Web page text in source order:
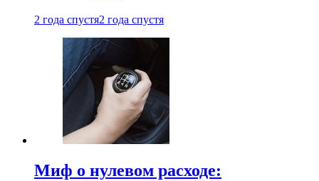
2 года спустя2 года спустя
Миф о нулевом расходе: